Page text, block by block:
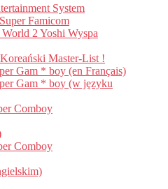
System
Famicom
2 Yoshi Wyspa
Master-List !
Gam * boy (en Français)
Gam * boy (w języku
Comboy
Comboy